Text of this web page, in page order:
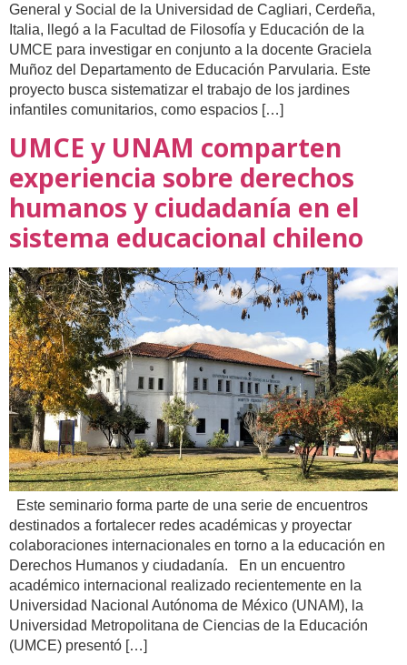
General y Social de la Universidad de Cagliari, Cerdeña,
Italia, llegó a la Facultad de Filosofía y Educación de la
UMCE para investigar en conjunto a la docente Graciela
Muñoz del Departamento de Educación Parvularia. Este
proyecto busca sistematizar el trabajo de los jardines
infantiles comunitarios, como espacios […]
UMCE y UNAM comparten
experiencia sobre derechos
humanos y ciudadanía en el
sistema educacional chileno
Este seminario forma parte de una serie de encuentros
destinados a fortalecer redes académicas y proyectar
colaboraciones internacionales en torno a la educación en
Derechos Humanos y ciudadanía. En un encuentro
académico internacional realizado recientemente en la
Universidad Nacional Autónoma de México (UNAM), la
Universidad Metropolitana de Ciencias de la Educación
(UMCE) presentó […]